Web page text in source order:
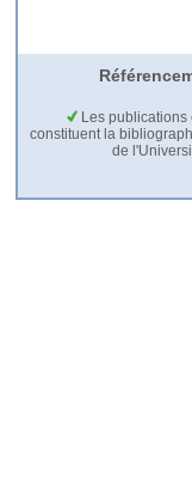
Les publications
constituent la
de